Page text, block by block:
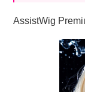
AssistWig